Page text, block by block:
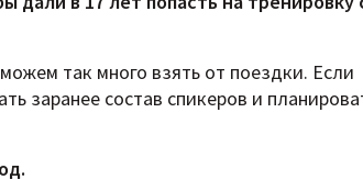
так много взять от поездки. Если
заранее состав спикеров и